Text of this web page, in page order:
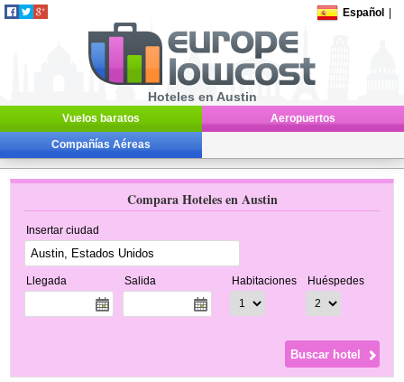
Español
Hoteles en Austin
Vuelos baratos Aeropuertos
Compañías Aéreas
Compara Hoteles en Austin
Insertar ciudad
Llegada Salida Habitaciones Huéspedes